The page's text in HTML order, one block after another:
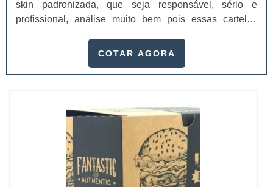
skin padronizada, que seja responsável, sério e
profissional, análise muito bem pois essas cartelas
produto.A busca por empresas sérias para adquirir esse
podem assegurar aos clientes características pontuais
COTAR AGORA